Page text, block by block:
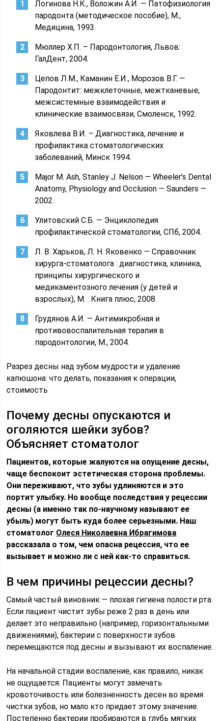
Логинова Н.К., Воложин А.И. — Патофизиология
пародонта (методическое пособие), М.,
Медицина, 1993.
Мюллер Х.П. – Пародонтология, Львов:
ГалДент, 2004.
Цепов Л.М., Каманин Е.И., Морозов В.Г. —
Пародонтит: межклеточные, межтканевые,
межсистемные взаимодействия и
клинические взаимосвязи, Смоленск, 1992.
Яковлева В.И. – Диагностика, лечение и
профилактика стоматологических
заболеваний, Минск 1994.
Major M. Ash, Stanley J. Nelson — Wheeler’s Dental
Anatomy, Physiology and Occlusion — Saunders —
2002.
Улитовский С.Б. — Энциклопедия
профилактической стоматологии, СПб, 2004.
Л. В. Харьков, Л. Н. Яковенко — Справочник
хирурга-стоматолога : диагностика, клиника,
принципы хирургического и
медикаментозного лечения (у детей и
взрослых), М. : Книга плюс, 2008.
Грудянов А.И. — Антимикробная и
противовоспалительная терапия в
пародонтологии, М., 2004.
Разрез десны над зубом мудрости и удаление
капюшона: что делать, показания к операции,
стоимость
Почему десны опускаются и
оголяются шейки зубов?
Объясняет стоматолог
Пациентов, которые жалуются на опущение десны,
чаще беспокоит эстетическая сторона проблемы.
Они переживают, что зубы удлиняются и это
портит улыбку. Но вообще последствия у рецессии
десны (а именно так по-научному называют ее
убыль) могут быть куда более серьезными. Наш
стоматолог Олеся Николаевна Ибрагимова
рассказала о том, чем опасна рецессия, что ее
вызывает и можно ли с ней как-то справиться.
В чем причины рецессии десны?
Самый частый виновник — плохая гигиена полости рта.
Если пациент чистит зубы реже 2 раз в день или
делает это неправильно (например, горизонтальными
движениями), бактерии с поверхности зубов
перемещаются под десны и вызывают их воспаление.
На начальной стадии воспаление, как правило, никак
не ощущается. Пациенты могут замечать
кровоточивость или болезненность десен во время
чистки зубов, но мало кто придает этому значение.
Постепенно бактерии пробираются в глубь мягких